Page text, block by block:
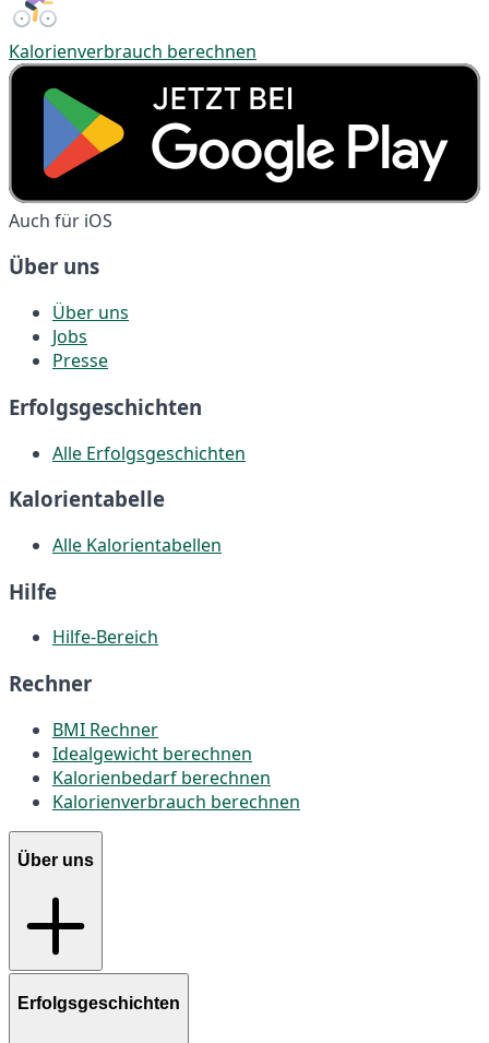
Kalorienverbrauch berechnen
Auch für iOS
Über uns
Über uns
Jobs
Presse
Erfolgsgeschichten
Alle Erfolgsgeschichten
Kalorientabelle
Alle Kalorientabellen
Hilfe
Hilfe-Bereich
Rechner
BMI Rechner
Idealgewicht berechnen
Kalorienbedarf berechnen
Kalorienverbrauch berechnen
Über uns
Erfolgsgeschichten